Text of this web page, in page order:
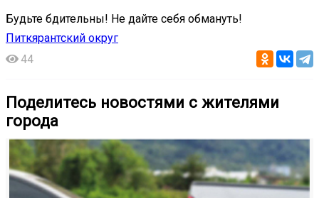
Будьте бдительны! Не дайте себя обмануть!
Питкярантский округ
44
Поделитесь новостями с жителями
города